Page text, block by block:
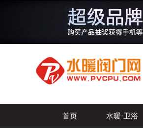
首页 水暖·卫浴